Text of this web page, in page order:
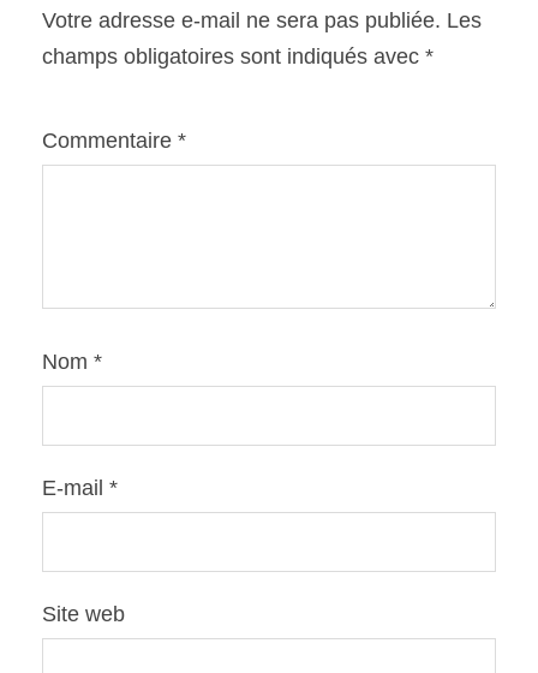
Votre adresse e-mail ne sera pas publiée. Les
champs obligatoires sont indiqués avec *
Commentaire *
Nom *
E-mail *
Site web